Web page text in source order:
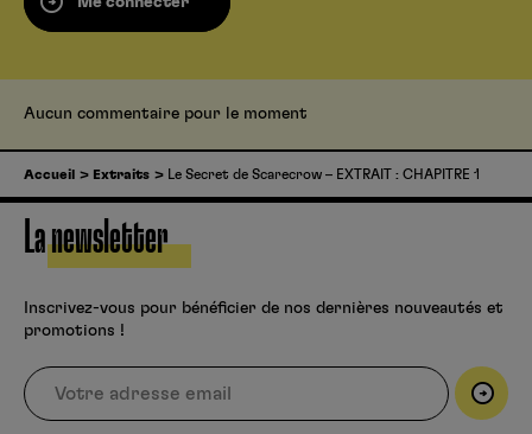
Aucun commentaire pour le moment
Accueil Extraits Le Secret de Scarecrow – EXTRAIT : CHAPITRE 1
La newsletter
Inscrivez-vous pour bénéficier de nos dernières nouveautés et
promotions !